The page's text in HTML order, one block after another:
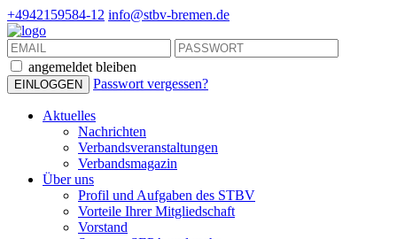
+4942159584-12 info@stbv-bremen.de
angemeldet bleiben
Passwort vergessen?
Aktuelles
Nachrichten
Verbandsveranstaltungen
Verbandsmagazin
Über uns
Profil und Aufgaben des STBV
Vorteile Ihrer Mitgliedschaft
Vorstand